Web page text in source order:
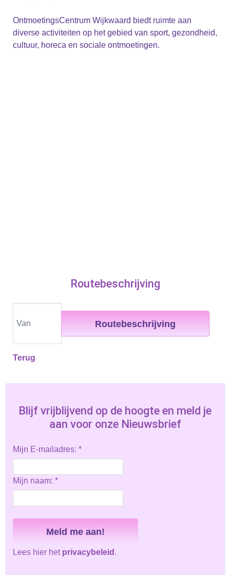
OntmoetingsCentrum Wijkwaard biedt ruimte aan
diverse activiteiten op het gebied van sport, gezondheid,
cultuur, horeca en sociale ontmoetingen.
Routebeschrijving
Routebeschrijving
Terug
Blijf vrijblijvend op de hoogte en meld je
aan voor onze Nieuwsbrief
Mijn E-mailadres: *
Mijn naam: *
Lees hier het privacybeleid .